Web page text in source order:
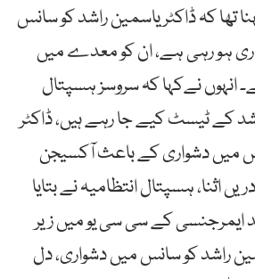
تھا کہ ڈاکٹر یاسمین راشد کو سانس
ہو رہی ہے، ان کو معدے میں
نےکہا کہ سروسز ہسپتال
کے ٹیسٹ کیے جا رہے ہیں، ڈاکٹر
میں دشواری کے باعث آکسیجن
اثنا، ہسپتال انتظامیہ نے بتایا
ایمرجنسی کے سی سی یو میں زیر
راشد کو سانس میں دشواری، دل